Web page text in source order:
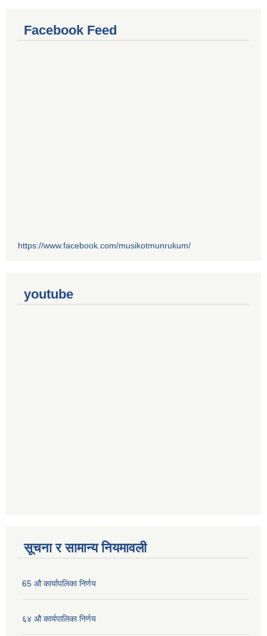
Facebook Feed
https://www.facebook.com/musikotmunrukum/
youtube
सूचना र सामान्य नियमावली
65 औ कार्यापलिका निर्णय
६४ औ कार्यपालिका निर्णय